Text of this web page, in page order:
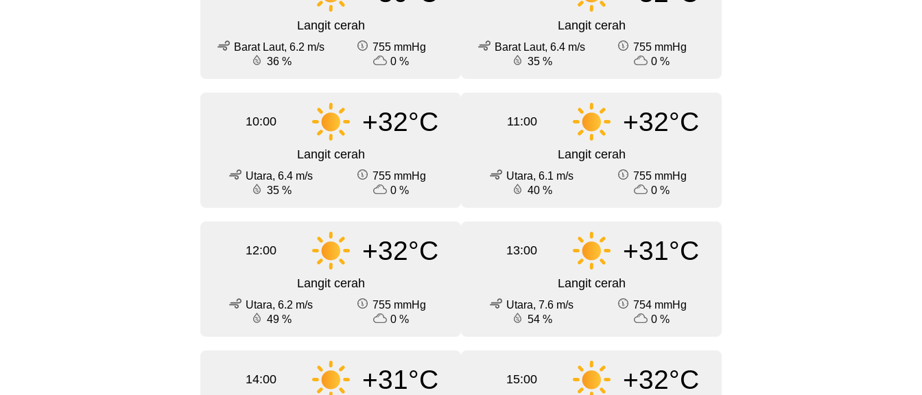
Langit cerah
Barat Laut, 6.2 m/s
755 mmHg
36 %
0 %
Langit cerah
Barat Laut, 6.4 m/s
755 mmHg
35 %
0 %
10:00 +32°C
Langit cerah
Utara, 6.4 m/s
755 mmHg
35 %
0 %
11:00 +32°C
Langit cerah
Utara, 6.1 m/s
755 mmHg
40 %
0 %
12:00 +32°C
Langit cerah
Utara, 6.2 m/s
755 mmHg
49 %
0 %
13:00 +31°C
Langit cerah
Utara, 7.6 m/s
754 mmHg
54 %
0 %
14:00 +31°C 15:00 +32°C